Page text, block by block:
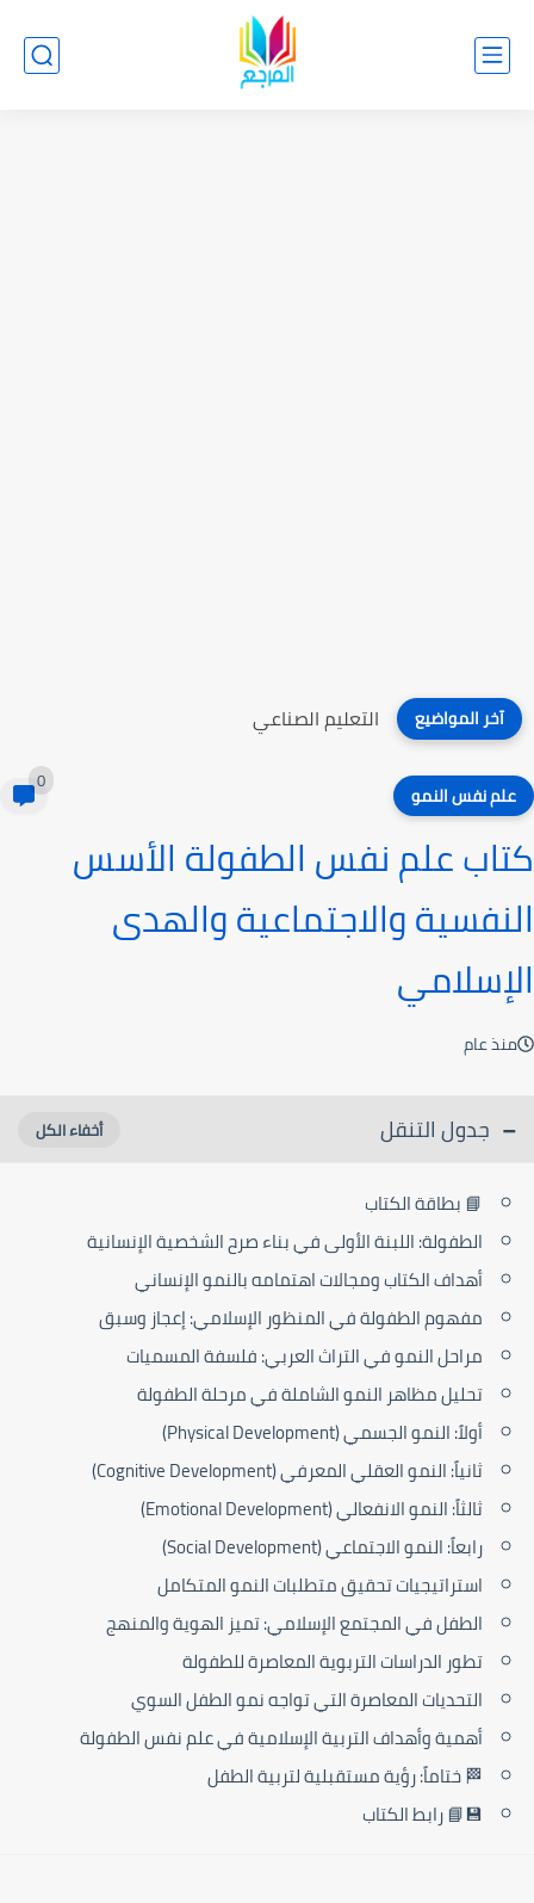
آخر المواضيع كتاب صعوبات التعلم
علم نفس النمو 0
كتاب علم نفس الطفولة الأسس
النفسية والاجتماعية والهدى
الإسلامي
منذ عام
جدول التنقل
📘 بطاقة الكتاب
الطفولة: اللبنة الأولى في بناء صرح الشخصية الإنسانية
أهداف الكتاب ومجالات اهتمامه بالنمو الإنساني
مفهوم الطفولة في المنظور الإسلامي: إعجاز وسبق
مراحل النمو في التراث العربي: فلسفة المسميات
تحليل مظاهر النمو الشاملة في مرحلة الطفولة
أولاً: النمو الجسمي (Physical Development)
ثانياً: النمو العقلي المعرفي (Cognitive Development)
ثالثاً: النمو الانفعالي (Emotional Development)
رابعاً: النمو الاجتماعي (Social Development)
استراتيجيات تحقيق متطلبات النمو المتكامل
الطفل في المجتمع الإسلامي: تميز الهوية والمنهج
تطور الدراسات التربوية المعاصرة للطفولة
التحديات المعاصرة التي تواجه نمو الطفل السوي
أهمية وأهداف التربية الإسلامية في علم نفس الطفولة
🏁 ختاماً: رؤية مستقبلية لتربية الطفل
💾📘 رابط الكتاب